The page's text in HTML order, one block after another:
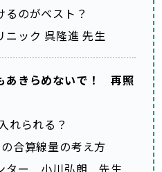
るのがベスト？
ニック 呉隆進 先生
あきらめないで！ 再照
れられる？
合算線量の考え方
ター 小川弘朗 先生